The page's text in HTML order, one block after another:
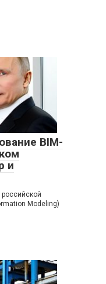
BIM-
и
Modeling)